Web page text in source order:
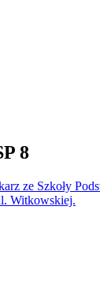
8
ze Szkoły
Witkowskiej.